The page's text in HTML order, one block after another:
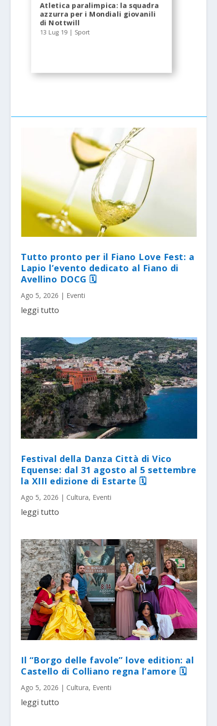
Atletica paralimpica: la squadra
azzurra per i Mondiali giovanili
di Nottwill
13 Lug 19 | Sport
Tutto pronto per il Fiano Love Fest: a
Lapio l’evento dedicato al Fiano di
Avellino DOCG 🗓
Ago 5, 2026 | Eventi
leggi tutto
Festival della Danza Città di Vico
Equense: dal 31 agosto al 5 settembre
la XIII edizione di Estarte 🗓
Ago 5, 2026 | Cultura, Eventi
leggi tutto
Il “Borgo delle favole” love edition: al
Castello di Colliano regna l’amore 🗓
Ago 5, 2026 | Cultura, Eventi
leggi tutto